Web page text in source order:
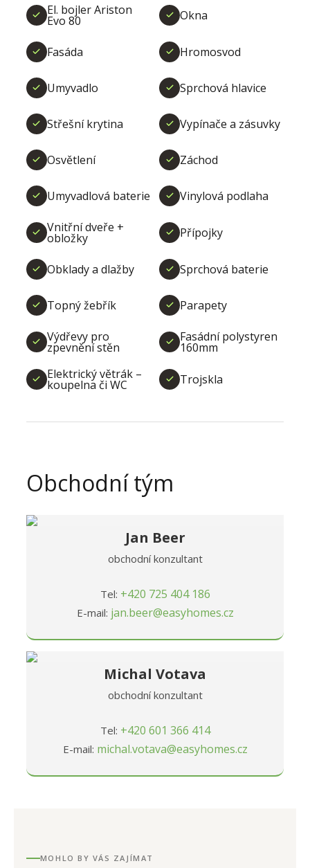
El. bojler Ariston
Evo 80 Okna
Fasáda Hromosvod
Umyvadlo Sprchová hlavice
Střešní krytina Vypínače a zásuvky
Osvětlení Záchod
Umyvadlová baterie Vinylová podlaha
Vnitřní dveře +
obložky Přípojky
Obklady a dlažby Sprchová baterie
Topný žebřík Parapety
Výdřevy pro
zpevnění stěn
Fasádní polystyren
160mm
Elektrický větrák –
koupelna či WC Trojskla
Obchodní tým
Jan Beer
obchodní konzultant
Tel: +420 725 404 186
E-mail: jan.beer@easyhomes.cz
Michal Votava
obchodní konzultant
Tel: +420 601 366 414
E-mail: michal.votava@easyhomes.cz
MOHLO BY VÁS ZAJÍMAT